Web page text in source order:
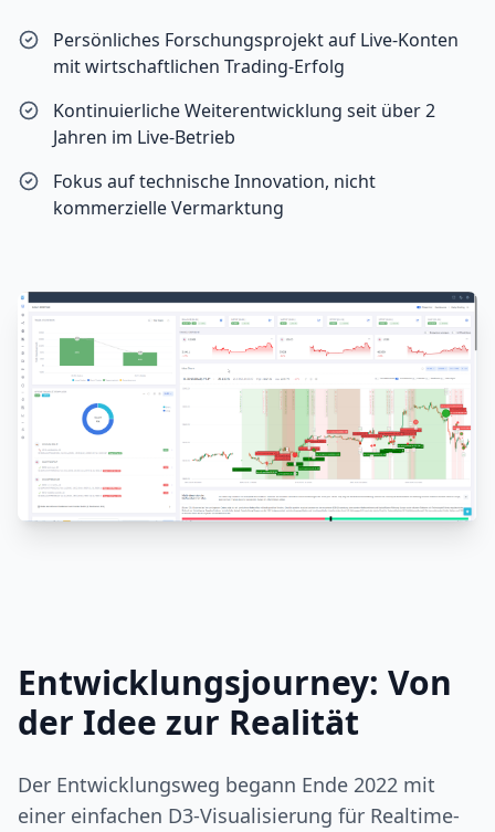
Persönliches Forschungsprojekt auf Live-Konten
mit wirtschaftlichen Trading-Erfolg
Kontinuierliche Weiterentwicklung seit über 2
Jahren im Live-Betrieb
Fokus auf technische Innovation, nicht
kommerzielle Vermarktung
Entwicklungsjourney: Von
der Idee zur Realität
Der Entwicklungsweg begann Ende 2022 mit
einer einfachen D3-Visualisierung für Realtime-